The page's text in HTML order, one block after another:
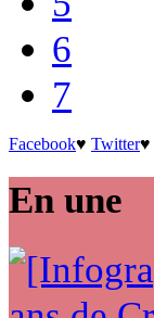
6
7
Facebook♥ Twitter♥
En une